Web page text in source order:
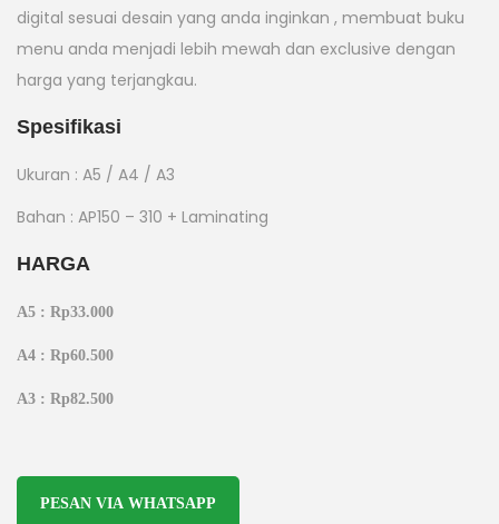
digital sesuai desain yang anda inginkan , membuat buku
menu anda menjadi lebih mewah dan exclusive dengan
harga yang terjangkau.
Spesifikasi
Ukuran : A5 / A4 / A3
Bahan : AP150 – 310 + Laminating
HARGA
A5 : Rp33.000
A4 : Rp60.500
A3 : Rp82.500
PESAN VIA WHATSAPP